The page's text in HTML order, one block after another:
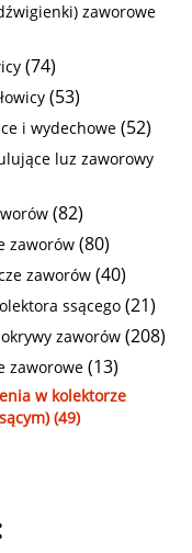
zaworowe
(74)
(53)
i wydechowe (52)
luz zaworowy
(82)
zaworów (80)
zaworów (40)
ssącego (21)
zaworów (208)
zaworowe (13)
w kolektorze
(49)